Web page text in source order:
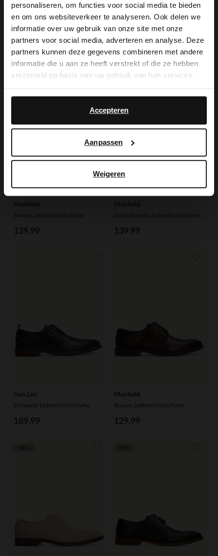
personaliseren, om functies voor social media te bieden
en om ons websiteverkeer te analyseren. Ook delen we
informatie over uw gebruik van onze site met onze
partners voor social media, adverteren en analyse. Deze
partners kunnen deze gegevens combineren met andere
informatie die u aan ze heeft verstrekt of die ze hebben
verzameld op basis van uw gebruik van hun services.
Accepteren
Aanpassen
Weigeren
Manfield
Schwarze Veloursleder-Loafer
119.99
Manfield
Beigefarbene Veloursleder-Loafer
129.99
Manfield
Braune Lederschnürschuhe
129.99
Manfield
139.99
Van Lier
Schwarze Lederschnürschuhe
189.99
Manfield
Braune Lederschnürschuhe
129.99
×
View this website in English?
It looks like your language isn't Dutch. Would
you like to switch to English?
English